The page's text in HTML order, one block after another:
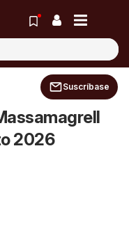
Suscríbase
2026